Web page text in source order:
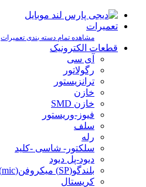
تعمیرات
مشاهده تمام دسته بندی تعمیرات
قطعات الکترونیک
آی سی
رگولاتور
ترانزیستور
خازن
خازن SMD
فیوز-وریستور
سلف
رله
سلکتور- شاسی -کلید
دیود-پل دیود
بلندگو(SP) میکروفن(mic)
کریستال